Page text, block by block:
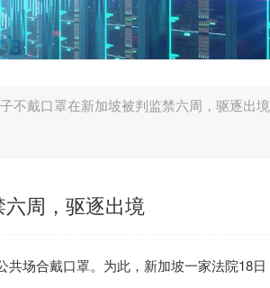
不戴口罩在新加坡被判监禁六周，驱逐出境
周，驱逐出境
共场合戴口罩。为此， 新加坡一家法院18日